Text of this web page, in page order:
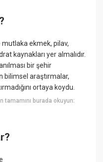
ekmek, pilav,
kaynakları yer almalıdır.
bir şehir
bilimsel araştırmalar,
ortaya koydu.
tamamını burada okuyun: